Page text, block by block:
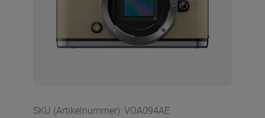
SKU (Artikelnummer): VOA094AE